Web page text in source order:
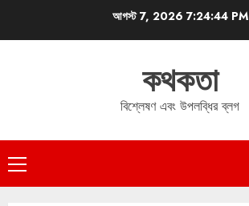
আগস্ট 7, 2026 7:24:45 PM
কথকতা
বিশ্লেষণ এবং উপলব্ধির ব্লগ
Primary
Menu